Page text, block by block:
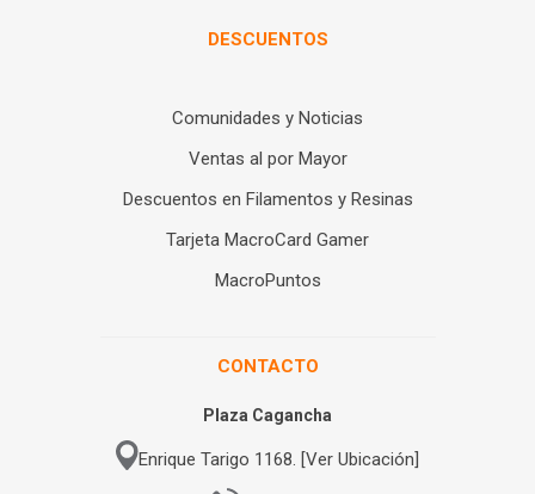
DESCUENTOS
Comunidades y Noticias
Ventas al por Mayor
Descuentos en Filamentos y Resinas
Tarjeta MacroCard Gamer
MacroPuntos
CONTACTO
Plaza Cagancha
Enrique Tarigo 1168. [Ver Ubicación]